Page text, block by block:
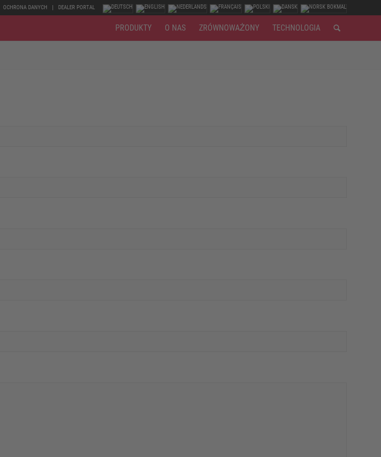
OCHRONA DANYCH DEALER PORTAL
PRODUKTY O NAS ZRÓWNOWAŻONY TECHNOLOGIA